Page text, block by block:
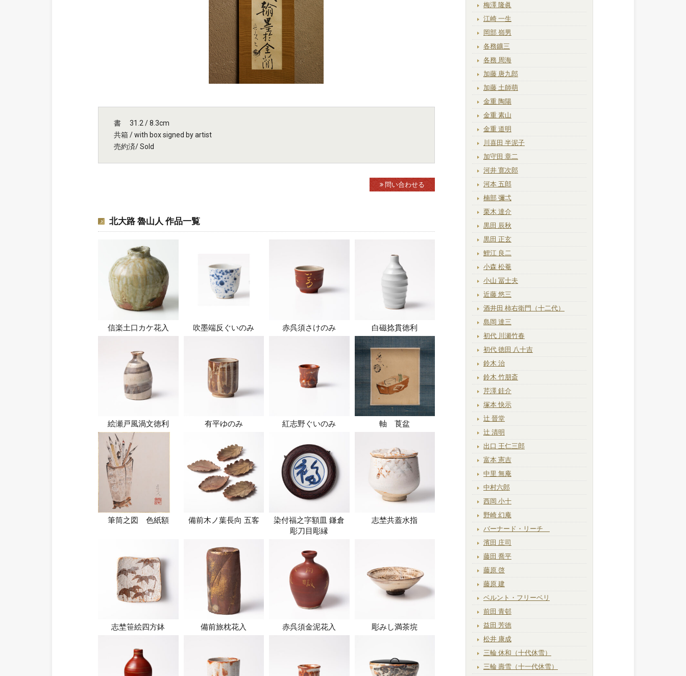
書 31.2 / 8.3cm
共箱 / with box signed by artist
売約済/ Sold
問い合わせる
北大路 魯山人 作品一覧
信楽土口カケ花入 吹墨端反ぐいのみ 赤呉須さけのみ 白磁捻貫徳利
絵瀬戸風渦文徳利 有平ゆのみ 紅志野ぐいのみ 軸 莨盆
筆筒之図 色紙額 備前木ノ葉長向 五客
染付福之字額皿 鎌倉
彫刀目彫縁
志埜共蓋水指
志埜笹絵四方鉢 備前旅枕花入 赤呉須金泥花入 彫みし満茶垸
梅澤 隆眞
江崎 一生
岡部 嶺男
各務鑛三
各務 周海
加藤 唐九郎
加藤 土師萌
金重 陶陽
金重 素山
金重 道明
川喜田 半泥子
加守田 章二
河井 寛次郎
河本 五郎
楠部 彌弌
栗木 達介
黒田 辰秋
黒田 正玄
鯉江 良二
小森 松菴
小山 冨士夫
近藤 悠三
酒井田 柿右衛門（十二代）
島岡 達三
初代 川瀬竹春
初代 徳田 八十吉
鈴木 治
鈴木 竹朋斎
芹澤 銈介
塚本 快示
辻 晉堂
辻 清明
出口 王仁三郎
富本 憲吉
中里 無庵
中村六郎
西岡 小十
野崎 幻庵
バーナード・リーチ
濱田 庄司
藤田 喬平
藤原 啓
藤原 建
ベルント・フリーベリ
前田 青邨
益田 芳徳
松井 康成
三輪 休和（十代休雪）
三輪 壽雪（十一代休雪）